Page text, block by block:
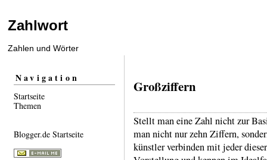
Zahlwort
Zahlen und Wörter
Navigation
Startseite
Themen
Blogger.de Startseite
Großziffern
Stellt man eine Zahl nicht zur
man nicht nur zehn Ziffern,
künstler verbinden mit jeder